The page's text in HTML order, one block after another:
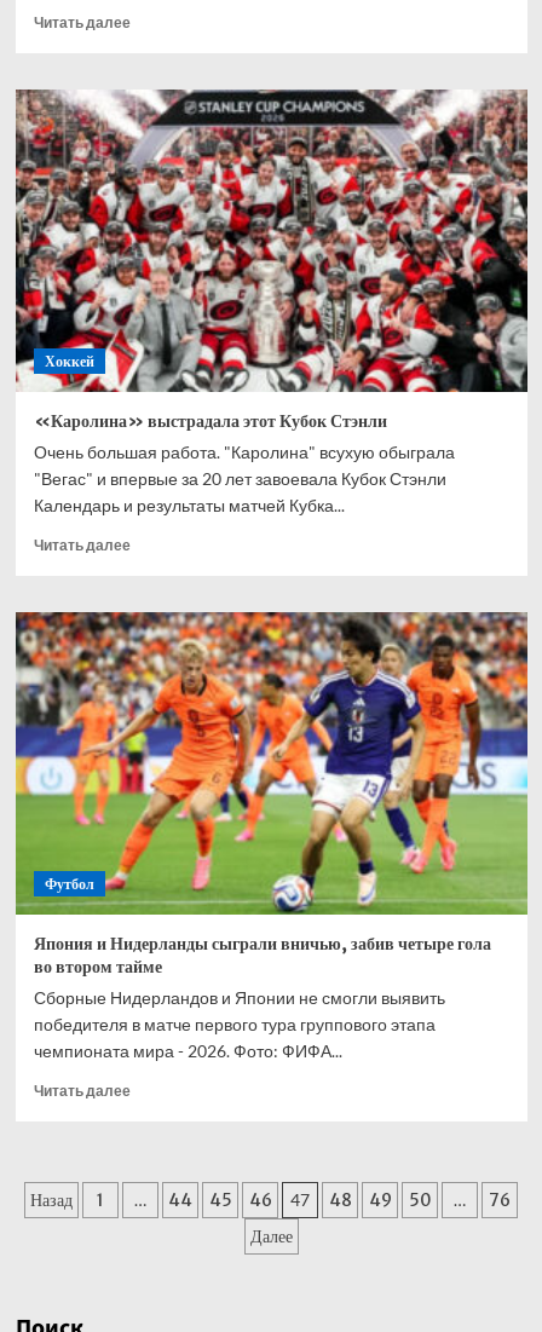
Читать далееПрочитать
Губерниев
поздравил
Свечникова,
Никишина
и
Кочеткова
с
победой
в
Кубке
Стэнли
Хоккей
«Каролина» выстрадала этот Кубок Стэнли
Очень большая работа. "Каролина" всухую обыграла
"Вегас" и впервые за 20 лет завоевала Кубок Стэнли
Календарь и результаты матчей Кубка...
Читать далееПрочитать
«Каролина»
выстрадала
этот
Кубок
Стэнли
Футбол
Япония и Нидерланды сыграли вничью, забив четыре гола
во втором тайме
Сборные Нидерландов и Японии не смогли выявить
победителя в матче первого тура группового этапа
чемпионата мира - 2026. Фото: ФИФА...
Читать далееПрочитать
и
Нидерланды
Пагинация
Назад 1 … 44 45 46 47 48 49 50 …
76
Далее